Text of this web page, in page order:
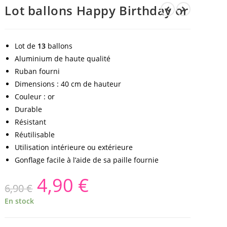
Lot ballons Happy Birthday or
Lot de 13 ballons
Aluminium de haute qualité
Ruban fourni
Dimensions : 40 cm de hauteur
Couleur : or
Durable
Résistant
Réutilisable
Utilisation intérieure ou extérieure
Gonflage facile à l’aide de sa paille fournie
6,90€ 4,90 €
En stock